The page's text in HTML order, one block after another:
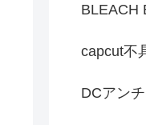
BLEACH
capcut不
DCアン